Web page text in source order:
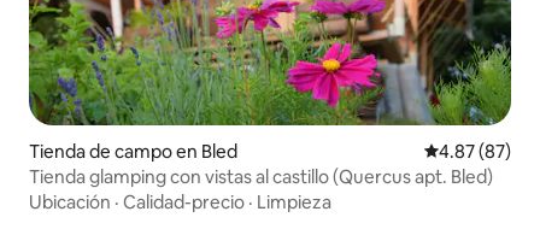
Tienda de campo en Bled Calificación
4.87 (87)
Tienda glamping con vistas al castillo (Quercus apt. Bled)
Ubicación · Calidad-precio · Limpieza